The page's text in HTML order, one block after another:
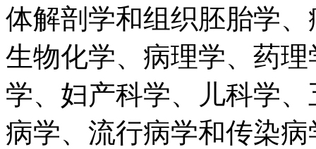
体解剖学和组织胚胎学
生物化学、病理学、药
学、妇产科学、儿科学
病学、流行病学和传染